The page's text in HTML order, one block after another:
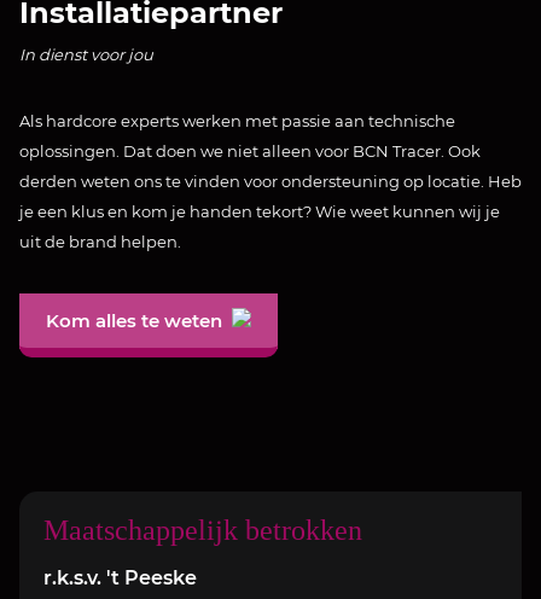
Installatiepartner
In dienst voor jou
Als hardcore experts werken met passie aan technische
oplossingen. Dat doen we niet alleen voor BCN Tracer. Ook
derden weten ons te vinden voor ondersteuning op locatie. Heb
je een klus en kom je handen tekort? Wie weet kunnen wij je
uit de brand helpen.
Kom alles te weten
Maatschappelijk betrokken
r.k.s.v. 't Peeske